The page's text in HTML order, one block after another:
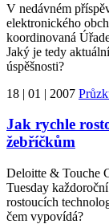
V nedávném
elektronického
koordinovaná
Jaký je tedy
úspěšnosti?
18 | 01 | 2007
Jak rychle
žebříčkům
Deloitte & Touche
Tuesday
rostoucích
čem vypovídá?